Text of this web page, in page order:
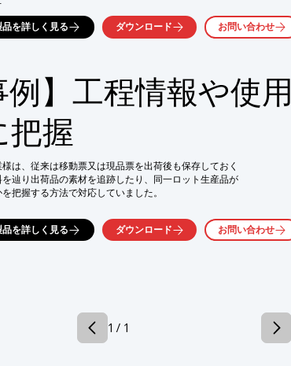
る大掛かりな工事をなくし、マニュアルに沿って
能な「簡単セッティング方式」を確立しています。
のデジタル化
方式
仕分け対応
品を詳しく見る ダウンロード お問い合わせ
例】工程情報や使用
把握
は、従来は移動票又は現品票を出荷後も保存しておく
辿り出荷品の素材を追跡したり、同一ロット生産品が
把握する方法で対応していました。
ーサビリティ・ソリューションを導入。
造時における工程情報や使用素材を複数の検索項目から
の生産品に対する問合せに対して出荷原票・
し回答する作業は迅速とはいえず、確認作業中は
なければならなかった
品を詳しく見る ダウンロード お問い合わせ
1 / 1